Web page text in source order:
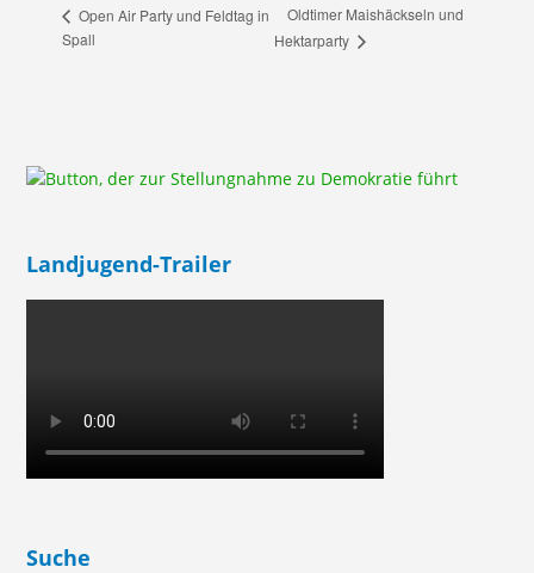
Open Air Party und Feldtag in
Spall
Oldtimer Maishäckseln und
Hektarparty
Landjugend-Trailer
Suche